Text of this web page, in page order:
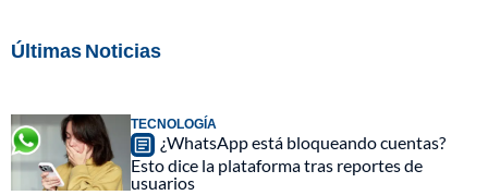
Últimas Noticias
TECNOLOGÍA
¿WhatsApp está bloqueando cuentas?
Esto dice la plataforma tras reportes de
usuarios